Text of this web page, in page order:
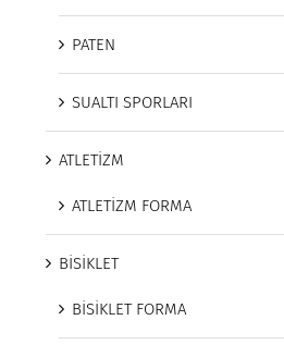
PATEN
SUALTI SPORLARI
ATLETİZM
ATLETİZM FORMA
BİSİKLET
BİSİKLET FORMA